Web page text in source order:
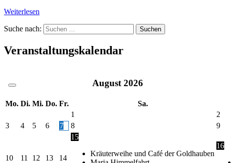
Weiterlesen
Suche nach:
Veranstaltungskalendar
August 2026
Mo. Di. Mi. Do. Fr. Sa.
1
2
3
4 5 6 7 8 9
10 11 12 13 14
15
Kräuterweihe und Café der Goldhauben
16